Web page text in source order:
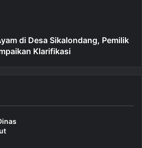
di Desa Sikalondang, Pemilik
Klarifikasi